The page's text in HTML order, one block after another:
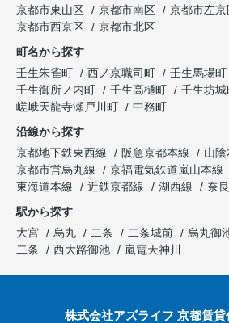
京都市東山区
京都市南区 京都市左京
京都市西京区
京都市北区
町名から探す
壬生朱雀町
西ノ京職司町 壬生馬場町
壬生御所ノ内町
壬生高樋町 壬生坊城
嵯峨天龍寺瀬戸川町
中務町
沿線から探す
京都地下鉄東西線
阪急京都本線
山陰
京都市営烏丸線
京福電気鉄道嵐山本線
東海道本線
近鉄京都線 湖西線
奈
駅から探す
大宮
烏丸 二条 二条城前 烏丸御
二条
西大路御池 嵐電天神川
株式会社アズライフ 京都賃